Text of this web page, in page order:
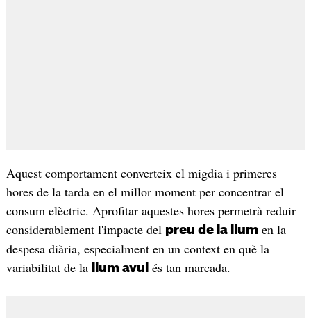
Aquest comportament converteix el migdia i primeres
hores de la tarda en el millor moment per concentrar el
consum elèctric. Aprofitar aquestes hores permetrà reduir
considerablement l'impacte del preu de la llumen la
despesa diària, especialment en un context en què la
variabilitat de la
llum avuiés tan marcada.